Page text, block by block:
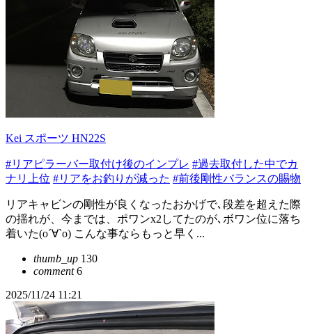
Kei スポーツ HN22S
#リアピラーバー取付け後のインプレ #過去取付した中でカ
ナリ上位 #リアをお釣りが減った #前後剛性バランスの賜物
リアキャビンの剛性が良くなったおかげで､段差を超えた際
の揺れが、今までは、ポワンx2してたのが､ボワン位に落ち
着いた(о´∀`о) こんな事ならもっと早く...
thumb_up 130
comment6
2025/11/24 11:21